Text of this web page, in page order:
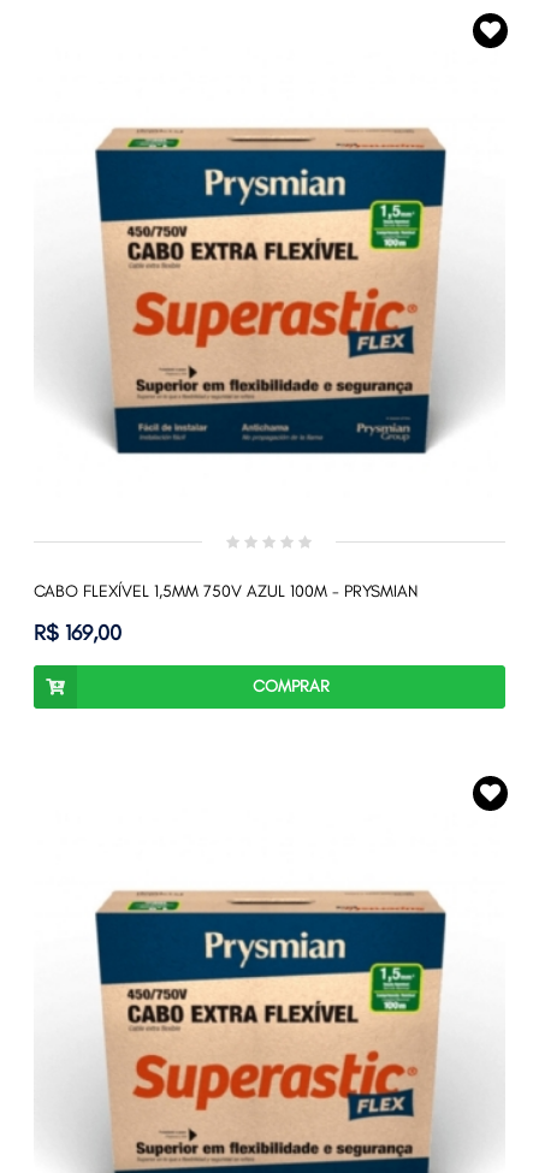
CABO FLEXÍVEL 1,5MM 750V AZUL 100M - PRYSMIAN
R$ 169,00
COMPRAR